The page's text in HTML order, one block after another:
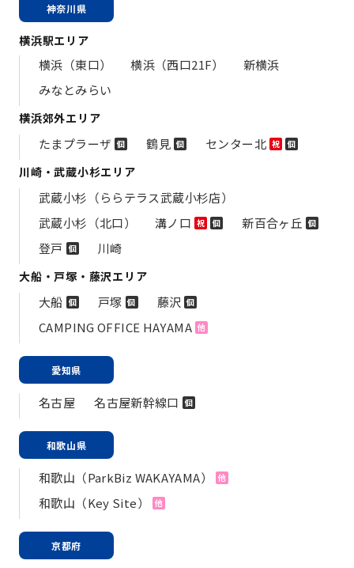
神奈川県
横浜駅エリア
横浜（東口） 横浜（西口21F）
新横浜
みなとみらい
横浜郊外エリア
たまプラーザ 個 鶴見 個 センター北 祝 個
川崎・武蔵小杉エリア
武蔵小杉（ららテラス武蔵小杉店）
武蔵小杉（北口）
溝ノ口 祝 個 新百合ヶ丘 個
登戸 個 川崎
大船・戸塚・藤沢エリア
大船 個 戸塚 個 藤沢 個
CAMPING OFFICE HAYAMA 他
愛知県
名古屋 名古屋新幹線口 個
和歌山県
和歌山（ParkBiz WAKAYAMA） 他
和歌山（Key Site） 他
京都府